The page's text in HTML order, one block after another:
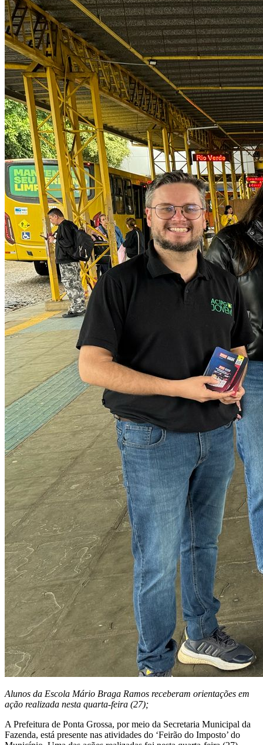
Alunos da Escola Mário Braga Ramos receberam orientações em
ação realizada nesta quarta-feira (27);
A Prefeitura de Ponta Grossa, por meio da Secretaria Municipal da
Fazenda, está presente nas atividades do ‘Feirão do Imposto’ do